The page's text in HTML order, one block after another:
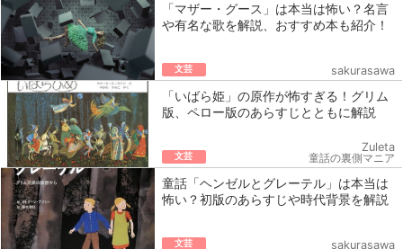
「マザー・グース」は本当は怖い？名言
や有名な歌を解説、おすすめ本も紹介！
文芸 sakurasawa
「いばら姫」の原作が怖すぎる！グリム
版、ペロー版のあらすじとともに解説
文芸
Zuleta
童話の裏側マニア
童話「ヘンゼルとグレーテル」は本当は
怖い？初版のあらすじや時代背景を解説
文芸 sakurasawa